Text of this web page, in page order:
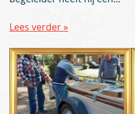
Lees verder »